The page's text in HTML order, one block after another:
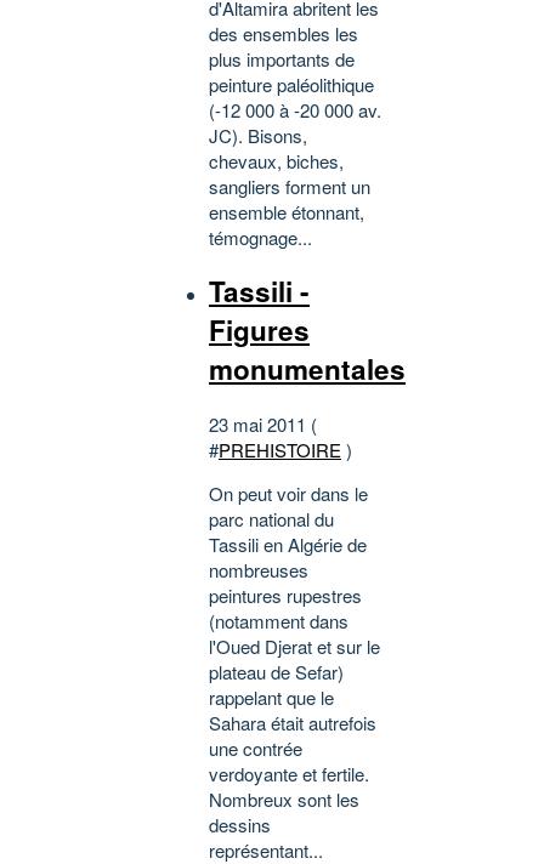
d'Altamira abritent les
des ensembles les
plus importants de
peinture paléolithique
(-12 000 à -20 000 av.
JC). Bisons,
chevaux, biches,
sangliers forment un
ensemble étonnant,
témognage...
Tassili -
Figures
monumentales
23 mai 2011 (
#PREHISTOIRE )
On peut voir dans le
parc national du
Tassili en Algérie de
nombreuses
peintures rupestres
(notamment dans
l'Oued Djerat et sur le
plateau de Sefar)
rappelant que le
Sahara était autrefois
une contrée
verdoyante et fertile.
Nombreux sont les
dessins
représentant...